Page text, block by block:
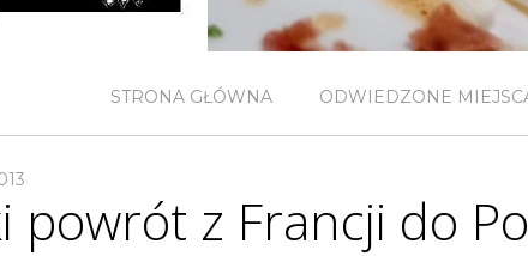
STRONA GŁÓWNA ODWIEDZONE
powrót z Francji do